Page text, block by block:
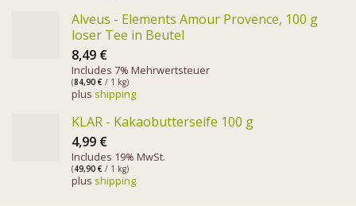
Alveus - Elements Amour Provence, 100 g
loser Tee in Beutel
8,49 €
Includes 7% Mehrwertsteuer
(84,90 € / 1 kg)
plus shipping
KLAR - Kakaobutterseife 100 g
4,99 €
Includes 19% MwSt.
(49,90 € / 1 kg)
plus shipping